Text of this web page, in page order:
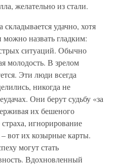
желательно из стали.
удачно, хотя
назвать гладким:
ситуаций. Обычно
молодость. В зрелом
Эти люди всегда
никогда не
Они берут судьбу «за
их бешеного
игнорирование
– вот их козырные карты.
могут стать
Вдохновленный